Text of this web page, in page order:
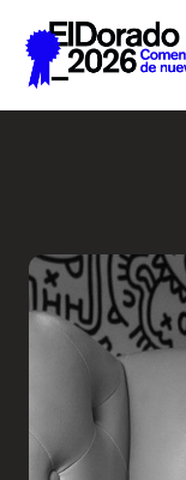
Saltar al contenido
Academias